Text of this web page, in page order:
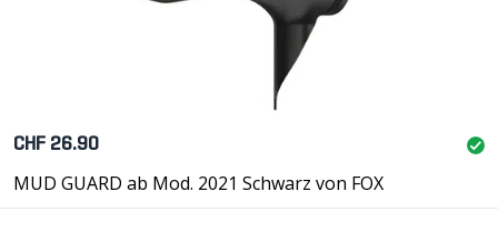
CHF 26.90
MUD GUARD ab Mod. 2021 Schwarz von FOX